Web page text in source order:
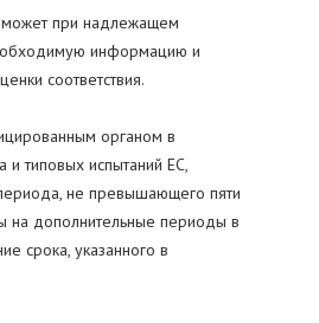
при надлежащем
информацию и
соответствия.
органом в
и типовых испытаний ЕС,
не превышающего пяти
на дополнительные периоды в
срока, указанного в